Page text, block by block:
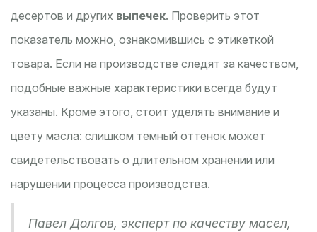
десертов и других выпечек. Проверить этот
показатель можно, ознакомившись с этикеткой
товара. Если на производстве следят за качеством,
подобные важные характеристики всегда будут
указаны. Кроме этого, стоит уделять внимание и
цвету масла: слишком темный оттенок может
свидетельствовать о длительном хранении или
нарушении процесса производства.
Павел Долгов, эксперт по качеству масел,